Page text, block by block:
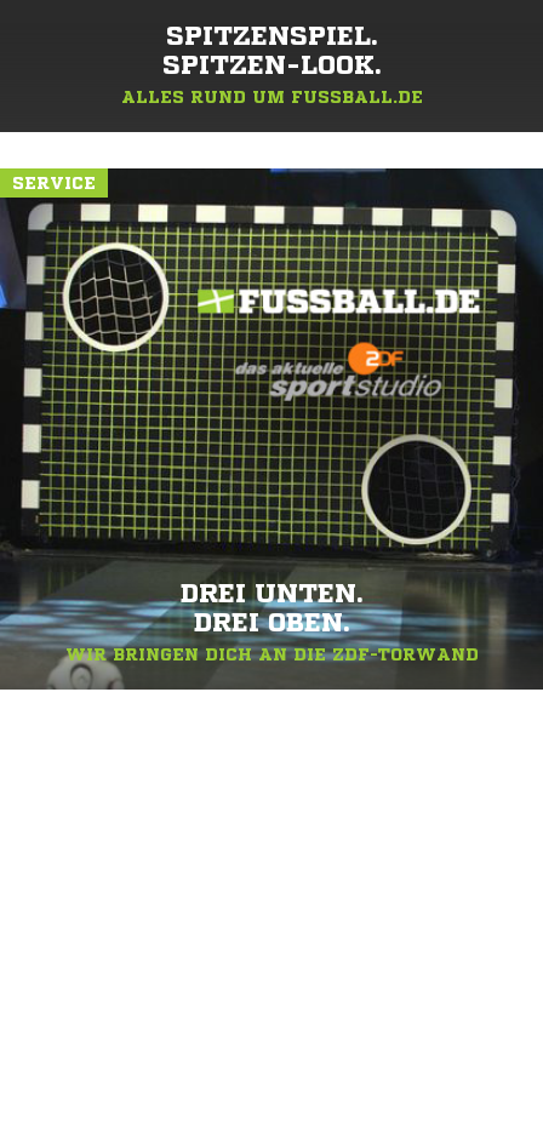
SPITZENSPIEL.
SPITZEN-LOOK.
ALLES RUND UM FUSSBALL.DE
SERVICE
DREI UNTEN.
DREI OBEN.
WIR BRINGEN DICH AN DIE ZDF-TORWAND